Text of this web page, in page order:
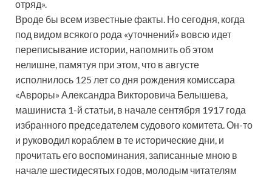
отряд».
Вроде бы всем известные факты. Но сегодня, когда
под видом всякого рода «уточнений» вовсю идет
переписывание истории, напомнить об этом
нелишне, памятуя при этом, что в августе
исполнилось 125 лет со дня рождения комиссара
«Авроры» Александра Викторовича Белышева,
машиниста 1-й статьи, в начале сентября 1917 года
избранного председателем судового комитета. Он-то
и руководил кораблем в те исторические дни, и
прочитать его воспоминания, записанные мною в
начале шестидесятых годов, молодым читателям